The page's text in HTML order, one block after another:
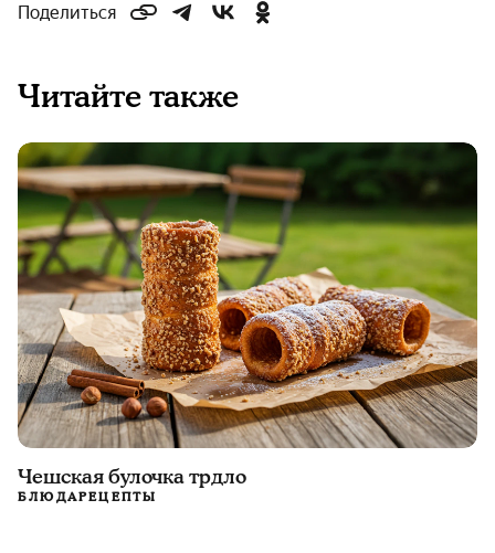
Поделиться
Читайте также
Чешская булочка трдло
БЛЮДАРЕЦЕПТЫ